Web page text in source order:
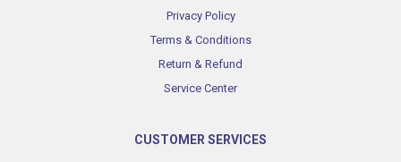
Privacy Policy
Terms & Conditions
Return & Refund
Service Center
CUSTOMER SERVICES